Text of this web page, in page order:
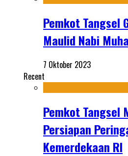
Pemkot Tangsel
Maulid Nabi
7 Oktober 2023
Recent
Pemkot Tangsel
Persiapan
Kemerdekaan RI